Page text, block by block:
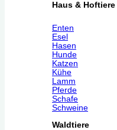
Haus & Hoftiere
Enten
Esel
Hasen
Hunde
Katzen
Kühe
Lamm
Pferde
Schafe
Schweine
Waldtiere